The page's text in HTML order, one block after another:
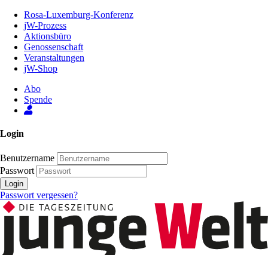
Inhalt
Seite
Rosa-Luxemburg-Konferenz
jW-Prozess
Aktionsbüro
Genossenschaft
Veranstaltungen
jW-Shop
Abo
Spende
Login
Benutzername
Passwort
Login
Passwort vergessen?